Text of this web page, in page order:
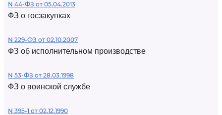
N 44-ФЗ от 05.04.2013
ФЗ о госзакупках
N 229-ФЗ от 02.10.2007
ФЗ об исполнительном производстве
N 53-ФЗ от 28.03.1998
ФЗ о воинской службе
N 395-1 от 02.12.1990